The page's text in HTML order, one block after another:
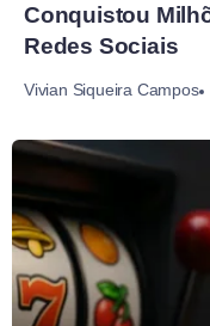
Conquistou
Redes Sociais
Vivian Siqueira Campos